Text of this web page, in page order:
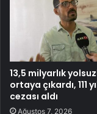
13,5 milyarlık
ortaya çıkardı, 111
cezası aldı
Ağustos 7, 2026